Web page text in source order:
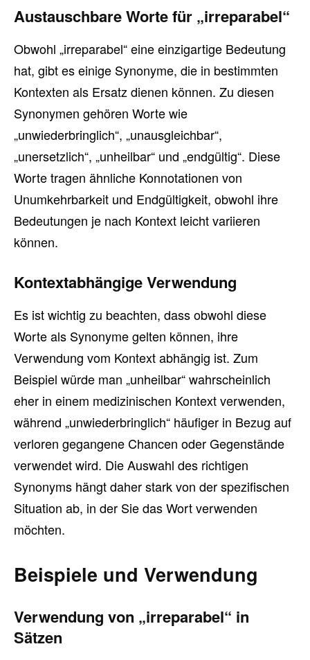
Austauschbare Worte für „irreparabel“
Obwohl „irreparabel“ eine einzigartige Bedeutung
hat, gibt es einige Synonyme, die in bestimmten
Kontexten als Ersatz dienen können. Zu diesen
Synonymen gehören Worte wie
„unwiederbringlich“, „unausgleichbar“,
„unersetzlich“, „unheilbar“ und „endgültig“. Diese
Worte tragen ähnliche Konnotationen von
Unumkehrbarkeit und Endgültigkeit, obwohl ihre
Bedeutungen je nach Kontext leicht variieren
können.
Kontextabhängige Verwendung
Es ist wichtig zu beachten, dass obwohl diese
Worte als Synonyme gelten können, ihre
Verwendung vom Kontext abhängig ist. Zum
Beispiel würde man „unheilbar“ wahrscheinlich
eher in einem medizinischen Kontext verwenden,
während „unwiederbringlich“ häufiger in Bezug auf
verloren gegangene Chancen oder Gegenstände
verwendet wird. Die Auswahl des richtigen
Synonyms hängt daher stark von der spezifischen
Situation ab, in der Sie das Wort verwenden
möchten.
Beispiele und Verwendung
Verwendung von „irreparabel“ in
Sätzen